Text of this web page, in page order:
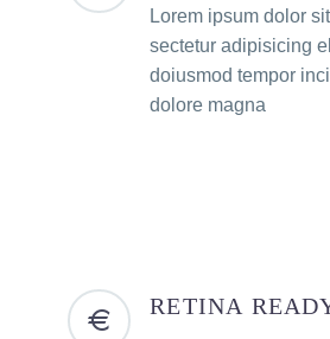
Lorem ipsum dolor
sectetur adipisicing
doiusmod tempor
dolore magna
RETINA